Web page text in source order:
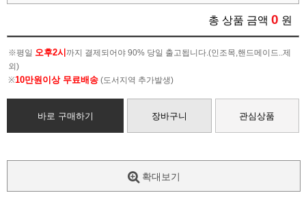
총 상품 금액 0 원
※평일 오후2시 까지 결제되어야 90% 당일 출고됩니다.(인조목,핸드메이드..제
외)
※10만원이상 무료배송 (도서지역 추가발생)
바로 구매하기 장바구니 관심상품
확대보기